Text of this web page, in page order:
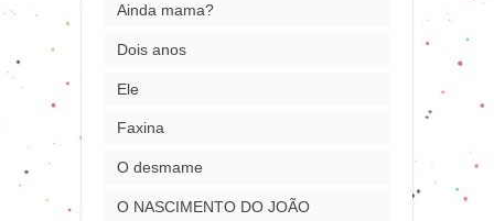
Ainda mama?
Dois anos
Ele
Faxina
O desmame
O NASCIMENTO DO JOÃO